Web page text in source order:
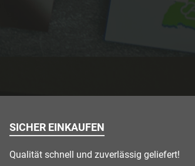
SICHER EINKAUFEN
Qualität schnell und zuverlässig geliefert!